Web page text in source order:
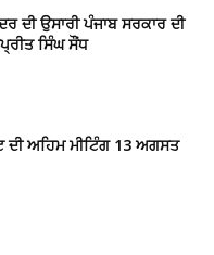
ਦੀ ਉਸਾਰੀ ਪੰਜਾਬ ਸਰਕਾਰ ਦੀ
ਸਿੰਘ ਸੌਂਧ
ਦੀ ਅਹਿਮ ਮੀਟਿੰਗ 13 ਅਗਸਤ